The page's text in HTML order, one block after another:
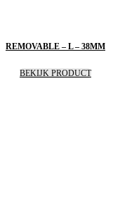
REMOVABLE – L – 38MM
BEKIJK PRODUCT